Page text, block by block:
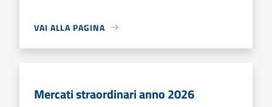
VAI ALLA PAGINA
Mercati straordinari anno 2026